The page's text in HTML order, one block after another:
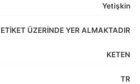
Yetişkin
ETİKET ÜZERİNDE YER ALMAKTADIR
KETEN
TR